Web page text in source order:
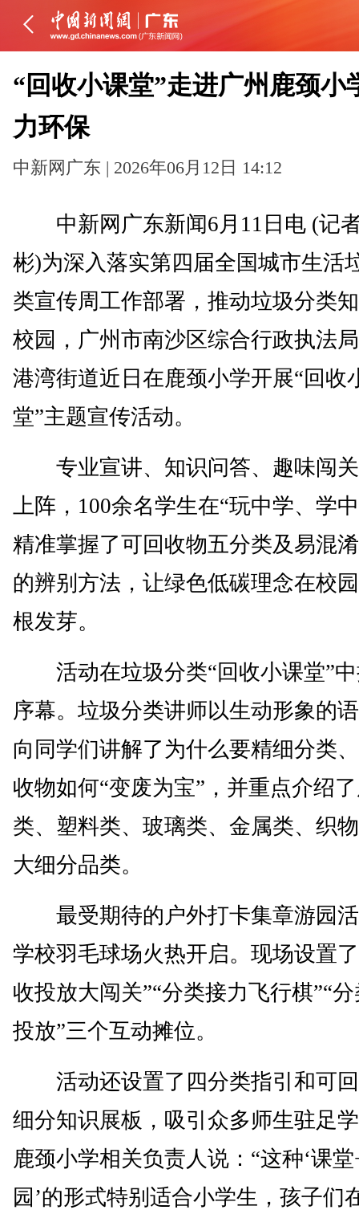
“回收小课堂”走进广州鹿颈小
力环保
中新网广东 | 2026年06月12日 14:12
中新网广东新闻6月11日电 (记
彬)为深入落实第四届全国城市生活
类宣传周工作部署，推动垃圾分类
校园，广州市南沙区综合行政执法
港湾街道近日在鹿颈小学开展“回收
堂”主题宣传活动。
专业宣讲、知识问答、趣味闯
上阵，100余名学生在“玩中学、学
精准掌握了可回收物五分类及易混
的辨别方法，让绿色低碳理念在校
根发芽。
活动在垃圾分类“回收小课堂”中
序幕。垃圾分类讲师以生动形象的
向同学们讲解了为什么要精细分类
收物如何“变废为宝”，并重点介绍
类、塑料类、玻璃类、金属类、织
大细分品类。
最受期待的户外打卡集章游园
学校羽毛球场火热开启。现场设置
收投放大闯关”“分类接力飞行棋”“
投放”三个互动摊位。
活动还设置了四分类指引和可
细分知识展板，吸引众多师生驻足
鹿颈小学相关负责人说：“这种‘课
园’的形式特别适合小学生，孩子们